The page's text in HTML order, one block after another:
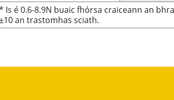
Is é 0.6-8.9N buaic fhórsa craiceann an
an trastomhas sciath.